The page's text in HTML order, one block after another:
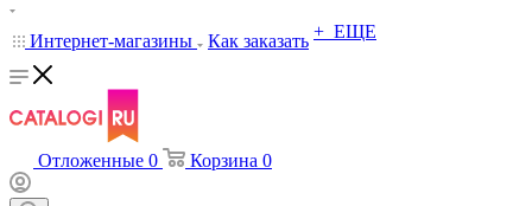
Интернет-магазины Как заказать + ЕЩЕ
Отложенные 0 Корзина 0